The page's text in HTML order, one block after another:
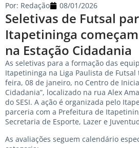
Seletivas de Futsal
Itapetininga
na Estação Cidadania
Por: Redação 08/01/2026
As seletivas para a formação das
Itapetininga na Liga Paulista de
feira, 08 de janeiro, no Centro de
Cidadania”, localizado na rua Alex
do SESI. A ação é organizada pelo
parceria com a Prefeitura de
Secretaria de Esporte, Lazer e
As avaliações seguem calendário